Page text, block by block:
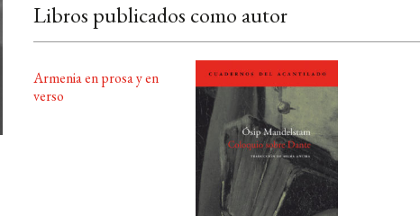
Libros publicados como autor
Armenia en prosa y en
verso